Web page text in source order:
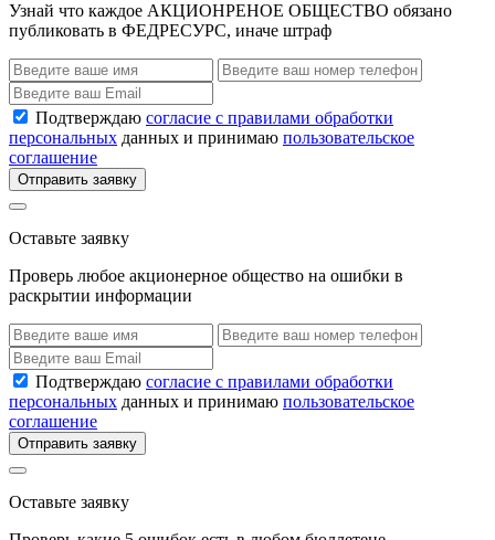
Узнай что каждое АКЦИОНРЕНОЕ ОБЩЕСТВО обязано
публиковать в ФЕДРЕСУРС, иначе штраф
Подтверждаю согласие с правилами обработки
персональных данных и принимаю пользовательское
соглашение
Отправить заявку
Оставьте заявку
Проверь любое акционерное общество на ошибки в
раскрытии информации
Подтверждаю согласие с правилами обработки
персональных данных и принимаю пользовательское
соглашение
Отправить заявку
Оставьте заявку